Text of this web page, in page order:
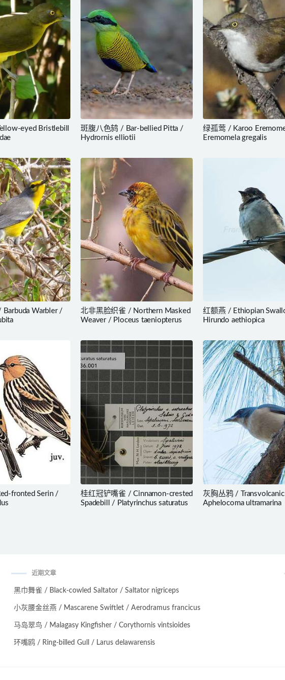
eyed Bristlebill
斑腹八色鸫 / Bar-bellied Pitta /
Hydrornis elliotii
绿孤莺 / Karoo
Eremomela gregalis
Barbuda Warbler /
北非黑脸织雀 / Northern Masked
Weaver / Ploceus taeniopterus
红额燕 / Ethiopian
Hirundo aethiopica
fronted Serin /
桂红冠铲嘴雀 / Cinnamon-crested
Spadebill / Platyrinchus saturatus
灰胸丛鸦 /
Aphelocoma ultramarina
近期文章
黑巾舞雀 / Black-cowled Saltator / Saltator nigriceps
小灰腰金丝燕 / Mascarene Swiftlet / Aerodramus francicus
马岛翠鸟 / Malagasy Kingfisher / Corythornis vintsioides
环嘴鸥 / Ring-billed Gull / Larus delawarensis